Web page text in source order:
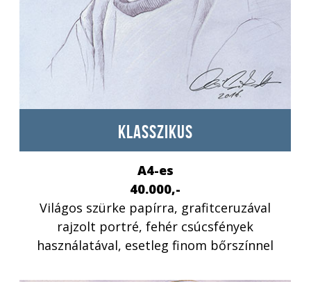
KLASSZIKUS
A4-es
40.000,-
Világos szürke papírra, grafitceruzával
rajzolt portré, fehér csúcsfények
használatával, esetleg finom bőrszínnel